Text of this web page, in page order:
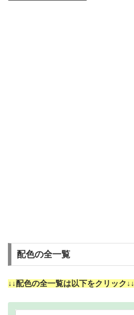
配色の全一覧
↓↓配色の全一覧は以下をクリック↓↓